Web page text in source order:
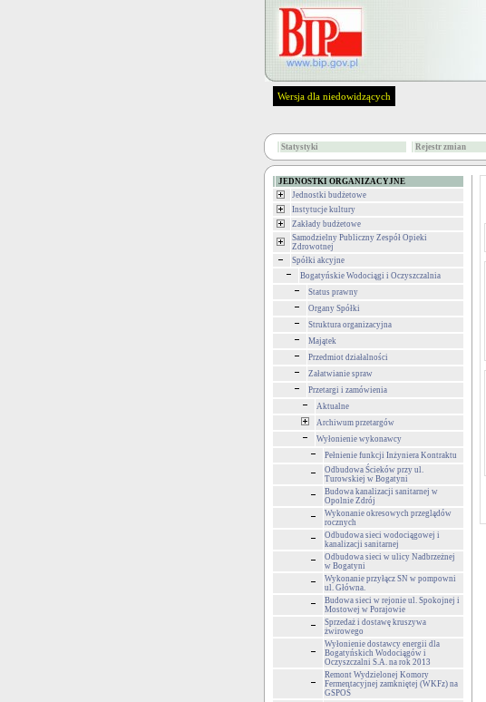
Wersja dla niedowidzących
Statystyki Rejestr zmian
JEDNOSTKI ORGANIZACYJNE
Jednostki budżetowe
Instytucje kultury
Zakłady budżetowe
Samodzielny Publiczny Zespół Opieki
Zdrowotnej
Spółki akcyjne
Bogatyńskie Wodociągi i Oczyszczalnia
Status prawny
Organy Spółki
Struktura organizacyjna
Majątek
Przedmiot działalności
Załatwianie spraw
Przetargi i zamówienia
Aktualne
Archiwum przetargów
Wyłonienie wykonawcy
Pełnienie funkcji Inżyniera Kontraktu
Odbudowa Ścieków przy ul.
Turowskiej w Bogatyni
Budowa kanalizacji sanitarnej w
Opolnie Zdrój
Wykonanie okresowych przeglądów
rocznych
Odbudowa sieci wodociągowej i
kanalizacji sanitarnej
Odbudowa sieci w ulicy Nadbrzeżnej
w Bogatyni
Wykonanie przyłącz SN w pompowni
ul. Główna.
Budowa sieci w rejonie ul. Spokojnej i
Mostowej w Porajowie
Sprzedaż i dostawę kruszywa
żwirowego
Wyłonienie dostawcy energii dla
Bogatyńskich Wodociągów i
Oczyszczalni S.A. na rok 2013
Remont Wydzielonej Komory
Fermentacyjnej zamkniętej (WKFz) na
GSPOŚ